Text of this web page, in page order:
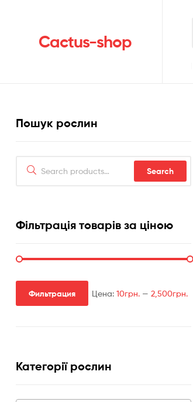
Cactus-shop
Пошук рослин
for:
Search
Фільтрація товарів за ціною
Фильтрация Цена: 10грн.— 2,500грн.
Категорії рослин